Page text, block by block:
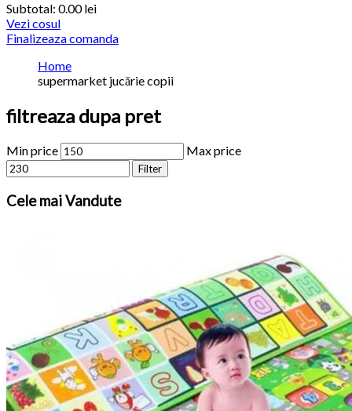
Subtotal: 0.00lei
Vezi cosul
Finalizeaza comanda
Home
supermarket jucărie copii
filtreaza dupa pret
Min price Max price
Filter
Celemai Vandute